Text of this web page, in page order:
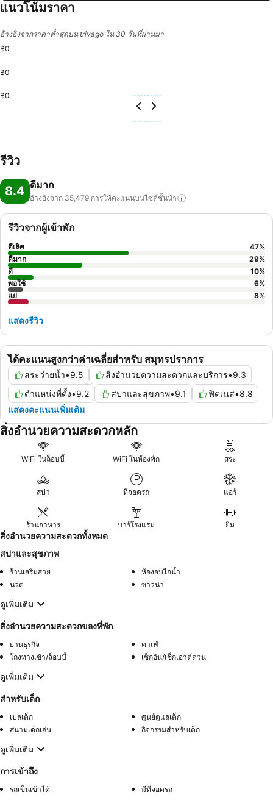
แนวโน้มราคา
อ้างอิงจากราคาต่ำสุดบน trivago ใน 30 วันที่ผ่านมา
฿0
฿0
฿0
รีวิว
8.4 ดีมาก
อ้างอิงจาก 35,479 การให้คะแนนบนไซต์ชั้นนำ
ได้คะแนนสูงกว่าค่าเฉลี่ยสำหรับ สมุทรปราการ
สระว่ายน้ำ•9.5 สิ่งอำนวยความสะดวกและบริการ•9.3
ตำแหน่งที่ตั้ง•9.2 สปาและสุขภาพ•9.1 ฟิตเนส•8.8
แสดงคะแนนเพิ่มเติม
รีวิวจากผู้เข้าพัก
ดีเลิศ 47%
ดีมาก
29%
ดี
10%
พอใช้
6%
แย่
8%
แสดงรีวิว
สิ่งอำนวยความสะดวกหลัก
WiFi ในล็อบบี้ WiFi ในห้องพัก สระ
สปา ที่จอดรถ แอร์
ร้านอาหาร บาร์โรงแรม ยิม
สิ่งอำนวยความสะดวกทั้งหมด
สปาและสุขภาพ
ร้านเสริมสวย
ห้องอบไอน้ำ
นวด
ซาวน่า
ดูเพิ่มเติม
สิ่งอำนวยความสะดวกของที่พัก
ย่านธุรกิจ
คาเฟ่
โถงทางเข้า/ล็อบบี้
เช็กอิน/เช็กเอาต์ด่วน
ดูเพิ่มเติม
สำหรับเด็ก
เปลเด็ก
ศูนย์ดูแลเด็ก
สนามเด็กเล่น
กิจกรรมสำหรับเด็ก
ดูเพิ่มเติม
การเข้าถึง
รถเข็นเข้าได้ มีที่จอดรถ